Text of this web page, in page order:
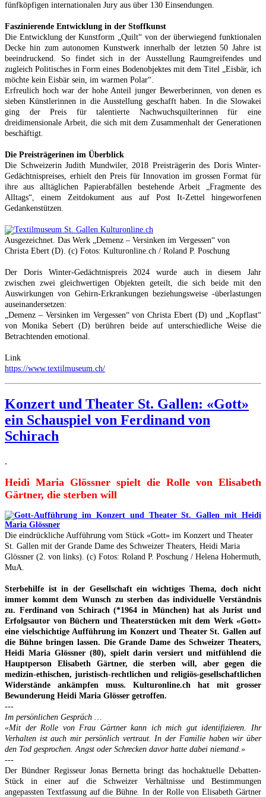
fünfköpfigen internationalen Jury aus über 130 Einsendungen.
Faszinierende Entwicklung in der Stoffkunst
Die Entwicklung der Kunstform „Quilt“ von der überwiegend funktionalen
Decke hin zum autonomen Kunstwerk innerhalb der letzten 50 Jahre ist
beeindruckend. So findet sich in der Ausstellung Raumgreifendes und
zugleich Politisches in Form eines Bodenobjektes mit dem Titel „Eisbär, ich
möchte kein Eisbär sein, im warmen Polar“.
Erfreulich hoch war der hohe Anteil junger Bewerberinnen, von denen es
sieben Künstlerinnen in die Ausstellung geschafft haben. In die Slowakei
ging der Preis für talentierte Nachwuchsquilterinnen für eine
dreidimensionale Arbeit, die sich mit dem Zusammenhalt der Generationen
beschäftigt.
Die Preisträgerinen im Überblick
Die Schweizerin Judith Mundwiler, 2018 Preisträgerin des Doris Winter-
Gedächtnispreises, erhielt den Preis für Innovation im grossen Format für
ihre aus alltäglichen Papierabfällen bestehende Arbeit „Fragmente des
Alltags“, einem Zeitdokument aus auf Post It-Zettel hingeworfenen
Gedankenstützen.
Ausgezeichnet. Das Werk „Demenz – Versinken im Vergessen“ von
Christa Ebert (D). (c) Fotos: Kulturonline.ch / Roland P. Poschung
Der Doris Winter-Gedächtnispreis 2024 wurde auch in diesem Jahr
zwischen zwei gleichwertigen Objekten geteilt, die sich beide mit den
Auswirkungen von Gehirn-Erkrankungen beziehungsweise -überlastungen
auseinandersetzen:
„Demenz – Versinken im Vergessen“ von Christa Ebert (D) und „Kopflast“
von Monika Sebert (D) berühren beide auf unterschiedliche Weise die
Betrachtenden emotional.
Link
https://www.textilmuseum.ch/
Konzert und Theater St. Gallen: «Gott»
ein Schauspiel von Ferdinand von
Schirach
.
Heidi Maria Glössner spielt die Rolle von Elisabeth
Gärtner, die sterben will
Die eindrückliche Aufführung vom Stück «Gott» im Konzert und Theater
St. Gallen mit der Grande Dame des Schweizer Theaters, Heidi Maria
Glössner (2. von links). (c) Fotos: Roland P. Poschung / Helena Hohermuth,
MuA.
Sterbehilfe ist in der Gesellschaft ein wichtiges Thema, doch nicht
immer kommt dem Wunsch zu sterben das individuelle Verständnis
zu. Ferdinand von Schirach (*1964 in München) hat als Jurist und
Erfolgsautor von Büchern und Theaterstücken mit dem Werk «Gott»
eine vielschichtige Aufführung im Konzert und Theater St. Gallen auf
die Bühne bringen lassen. Die Grande Dame des Schweizer Theaters,
Heidi Maria Glössner (80), spielt darin versiert und mitfühlend die
Hauptperson Elisabeth Gärtner, die sterben will, aber gegen die
medizin-ethischen, juristisch-rechtlichen und religiös-gesellschaftlichen
Widerstände ankämpfen muss. Kulturonline.ch hat mit grosser
Bewunderung Heidi Maria Glösser getroffen.
---
Im persönlichen Gespräch …
«Mit der Rolle von Frau Gärtner kann ich mich gut identifizieren. Ihr
Verhalten ist auch mir persönlich vertraut. In der Familie haben wir über
den Tod gesprochen. Angst oder Schrecken davor hatte dabei niemand.»
---
Der Bündner Regisseur Jonas Bernetta bringt das hochaktuelle Debatten-
Stück in einer auf die Schweizer Verhältnisse und Bestimmungen
angepassten Textfassung auf die Bühne. In der Rolle von Elisabeth Gärtner